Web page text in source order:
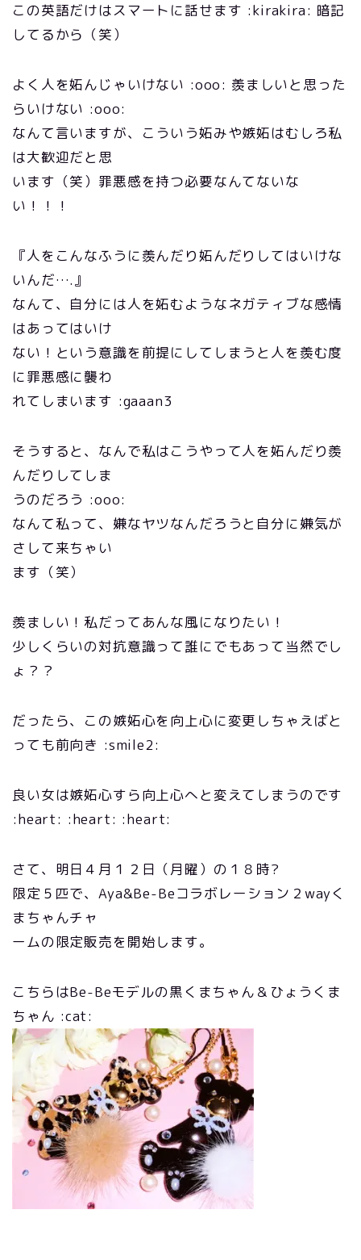
この英語だけはスマートに話せます :kirakira: 暗記
してるから（笑）
よく人を妬んじゃいけない :ooo: 羨ましいと思った
らいけない :ooo:
なんて言いますが、こういう妬みや嫉妬はむしろ私
は大歓迎だと思
います（笑）罪悪感を持つ必要なんてないな
い！！！
『人をこんなふうに羨んだり妬んだりしてはいけな
いんだ….』
なんて、自分には人を妬むようなネガティブな感情
はあってはいけ
ない！という意識を前提にしてしまうと人を羨む度
に罪悪感に襲わ
れてしまいます :gaaan3
そうすると、なんで私はこうやって人を妬んだり羨
んだりしてしま
うのだろう :ooo:
なんて私って、嫌なヤツなんだろうと自分に嫌気が
さして来ちゃい
ます（笑）
羨ましい！私だってあんな風になりたい！
少しくらいの対抗意識って誰にでもあって当然でし
ょ？？
だったら、この嫉妬心を向上心に変更しちゃえばと
っても前向き :smile2:
良い女は嫉妬心すら向上心へと変えてしまうのです
:heart: :heart: :heart:
さて、明日４月１２日（月曜）の１８時?
限定５匹で、Aya&Be-Beコラボレーション２wayく
まちゃんチャ
ームの限定販売を開始します。
こちらはBe-Beモデルの黒くまちゃん＆ひょうくま
ちゃん :cat: